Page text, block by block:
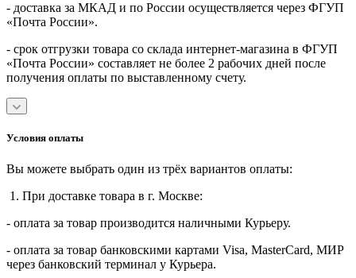
- доставка за МКАД и по России осуществляется через ФГУП
«Почта России».
- срок отгрузки товара со склада интернет-магазина в ФГУП
«Почта России» составляет не более 2 рабочих дней после
получения оплаты по выставленному счету.
Условия оплаты
Вы можете выбрать один из трёх вариантов оплаты:
1. При доставке товара в г. Москве:
- оплата за товар производится наличными Курьеру.
- оплата за товар банковскими картами Visa, MasterСard, МИР
через банковский терминал у Курьера.